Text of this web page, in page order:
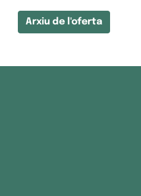
Arxiu de l'oferta